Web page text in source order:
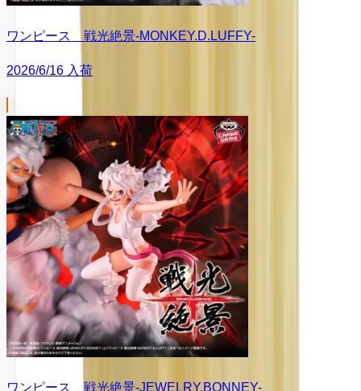
ワンピース 戦光絶景-MONKEY.D.LUFFY-
2026/6/16 入荷
ワンピース 戦光絶景-JEWELRY.BONNEY-